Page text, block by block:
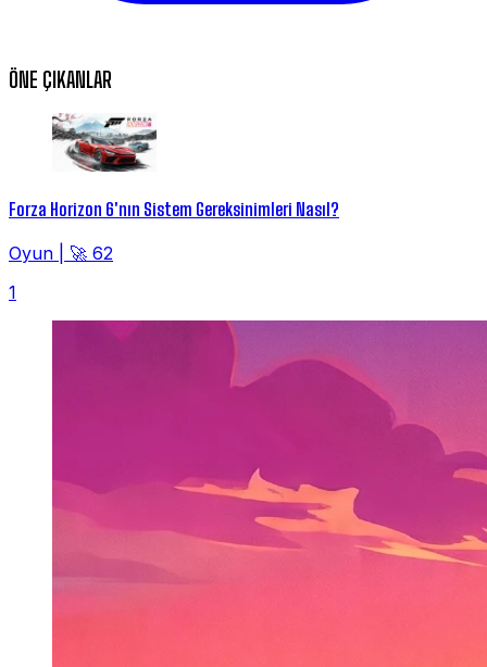
ÖNE ÇIKANLAR
Forza Horizon 6'nın Sistem Gereksinimleri Nasıl?
Oyun
🚀 62
1